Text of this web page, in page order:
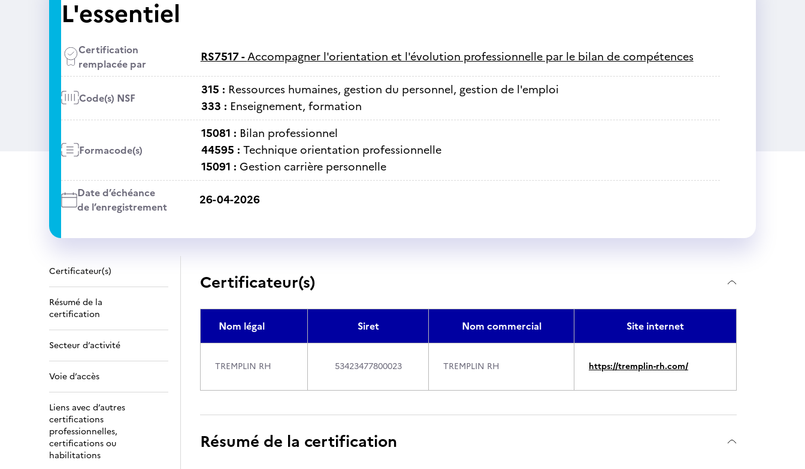
L'essentiel
Certification
remplacée par
RS7517 -Accompagner l'orientation et l'évolution professionnelle par le bilan de compétences
Code(s) NSF
315 : Ressources humaines, gestion du personnel, gestion de l'emploi
333 : Enseignement, formation
Formacode(s)
15081 : Bilan professionnel
44595 : Technique orientation professionnelle
15091 : Gestion carrière personnelle
Date d’échéance
de l’enregistrement
26-04-2026
Certificateur(s)
Résumé de la
certification
Secteur d’activité
Voie d’accès
Liens avec d’autres
certifications
professionnelles,
certifications ou
habilitations
Certificateur(s)
Nom légal Siret Nom commercial Site internet
TREMPLIN RH 53423477800023 TREMPLIN RH https://tremplin-rh.com/
Résumé de la certification